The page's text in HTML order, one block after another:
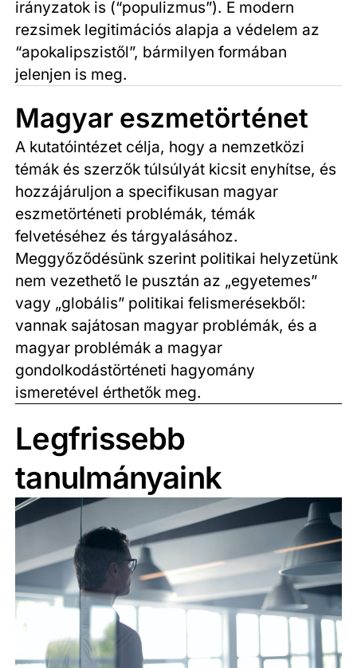
irányzatok is (“populizmus”). E modern
rezsimek legitimációs alapja a védelem az
“apokalipszistől”, bármilyen formában
jelenjen is meg.
Magyar eszmetörténet
A kutatóintézet célja, hogy a nemzetközi
témák és szerzők túlsúlyát kicsit enyhítse, és
hozzájáruljon a specifikusan magyar
eszmetörténeti problémák, témák
felvetéséhez és tárgyalásához.
Meggyőződésünk szerint politikai helyzetünk
nem vezethető le pusztán az „egyetemes”
vagy „globális” politikai felismerésekből:
vannak sajátosan magyar problémák, és a
magyar problémák a magyar
gondolkodástörténeti hagyomány
ismeretével érthetők meg.
Legfrissebb
tanulmányaink